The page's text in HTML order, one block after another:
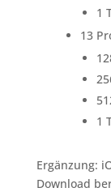
1
13
1
Ergänzung:
Download